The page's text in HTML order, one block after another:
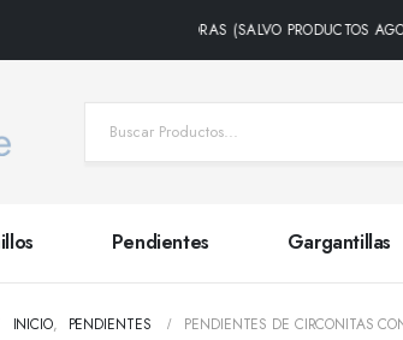
24/48 HORAS (SALVO PRODUCTOS
Pendientes Gargantillas
INICIO, PENDIENTES PENDIENTES DE CIRCONITAS